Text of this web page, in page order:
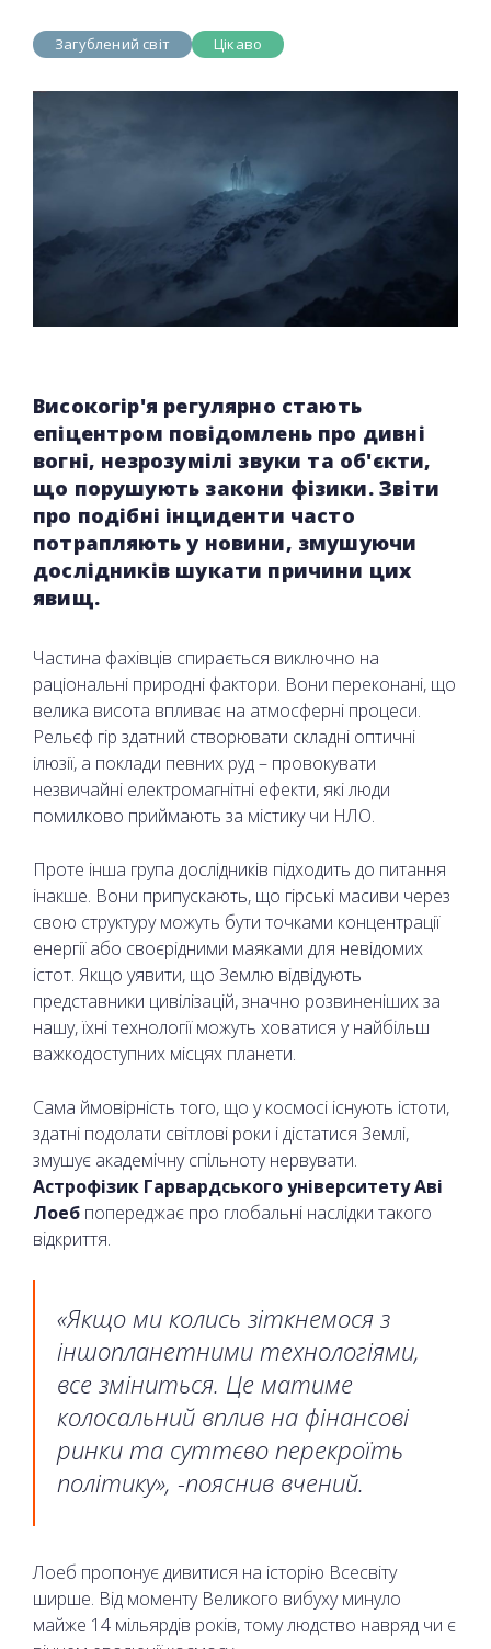
Загублений світ Цікаво
Високогір'я регулярно стають
епіцентром повідомлень про дивні
вогні, незрозумілі звуки та об'єкти,
що порушують закони фізики. Звіти
про подібні інциденти часто
потрапляють у новини, змушуючи
дослідників шукати причини цих
явищ.
Частина фахівців спирається виключно на
раціональні природні фактори. Вони переконані, що
велика висота впливає на атмосферні процеси.
Рельєф гір здатний створювати складні оптичні
ілюзії, а поклади певних руд – провокувати
незвичайні електромагнітні ефекти, які люди
помилково приймають за містику чи НЛО.
Проте інша група дослідників підходить до питання
інакше. Вони припускають, що гірські масиви через
свою структуру можуть бути точками концентрації
енергії або своєрідними маяками для невідомих
істот. Якщо уявити, що Землю відвідують
представники цивілізацій, значно розвиненіших за
нашу, їхні технології можуть ховатися у найбільш
важкодоступних місцях планети.
Сама ймовірність того, що у космосі існують істоти,
здатні подолати світлові роки і дістатися Землі,
змушує академічну спільноту нервувати.
Астрофізик Гарвардського університету Аві
Лоеб попереджає про глобальні наслідки такого
відкриття.
«Якщо ми колись зіткнемося з
іншопланетними технологіями,
все зміниться. Це матиме
колосальний вплив на фінансові
ринки та суттєво перекроїть
політику», -пояснив вчений.
Лоеб пропонує дивитися на історію Всесвіту
ширше. Від моменту Великого вибуху минуло
майже 14 мільярдів років, тому людство навряд чи є